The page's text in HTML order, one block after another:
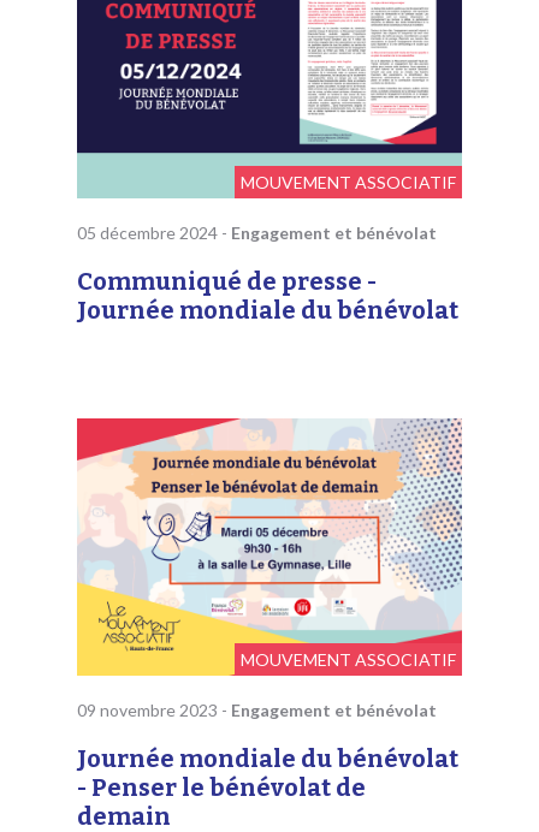
MOUVEMENT ASSOCIATIF
05 décembre 2024 - Engagement et bénévolat
Communiqué de presse -
Journée mondiale du bénévolat
MOUVEMENT ASSOCIATIF
09 novembre 2023 - Engagement et bénévolat
Journée mondiale du bénévolat
- Penser le bénévolat de
demain